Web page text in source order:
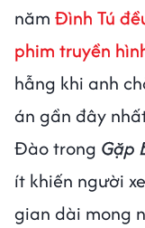
năm Đình Tú
phim truyền
hẫng khi anh
án gần đây
Đào trong Gặp
ít khiến người
gian dài mong